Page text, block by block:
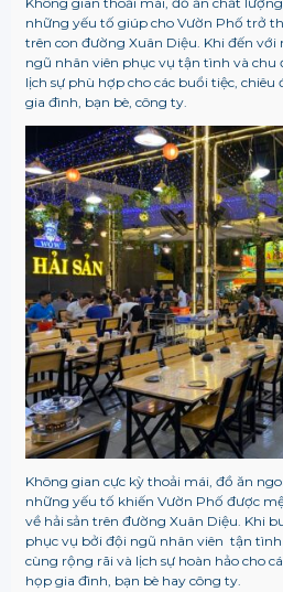
những yếu tố giúp cho Vườn Phố trở
trên con đường Xuân Diệu. Khi đến với
ngũ nhân viên phục vụ tận tình và chu
lịch sự phù hợp cho các buổi tiệc,
gia đình, bạn bè, công ty.
Không gian cực kỳ thoải mái, đồ ăn
những yếu tố khiến Vườn Phố được
về hải sản trên đường Xuân Diệu. Khi
phục vụ bởi đội ngũ nhân viên tận tình
cùng rộng rãi và lịch sự hoàn hảo cho
họp gia đình, bạn bè hay công ty.